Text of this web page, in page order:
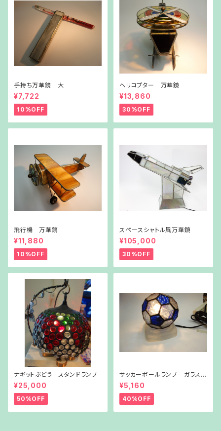
手持ち万華鏡 大
¥7,722
10%OFF
ヘリコプター 万華鏡
¥13,860
30%OFF
飛行機 万華鏡
¥11,880
10%OFF
スペースシャトル風万華鏡
¥105,000
30%OFF
ナギットぶどう スタンドランプ
¥25,000
50%OFF
サッカーボールランプ ガラス台
付き
¥5,160
40%OFF